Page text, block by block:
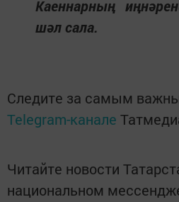
Каеннарның
шәл сала.
Следите за самым
Telegram-канале
Читайте новости
национальном